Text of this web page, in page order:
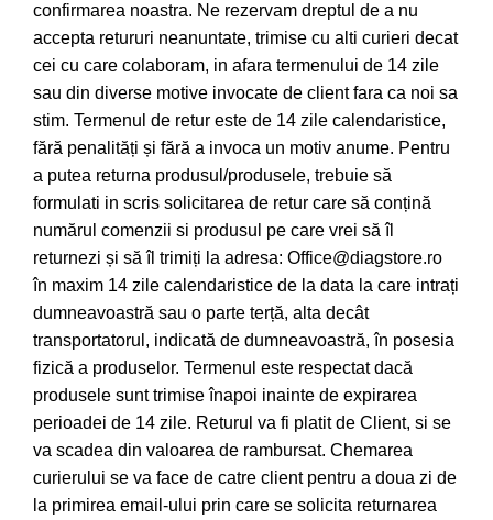
confirmarea noastra. Ne rezervam dreptul de a nu
accepta retururi neanuntate, trimise cu alti curieri decat
cei cu care colaboram, in afara termenului de 14 zile
sau din diverse motive invocate de client fara ca noi sa
stim. Termenul de retur este de 14 zile calendaristice,
fără penalități și fără a invoca un motiv anume. Pentru
a putea returna produsul/produsele, trebuie să
formulati in scris solicitarea de retur care să conțină
numărul comenzii si produsul pe care vrei să îl
returnezi și să îl trimiți la adresa: Office@diagstore.ro
în maxim 14 zile calendaristice de la data la care intrați
dumneavoastră sau o parte terță, alta decât
transportatorul, indicată de dumneavoastră, în posesia
fizică a produselor. Termenul este respectat dacă
produsele sunt trimise înapoi inainte de expirarea
perioadei de 14 zile. Returul va fi platit de Client, si se
va scadea din valoarea de rambursat. Chemarea
curierului se va face de catre client pentru a doua zi de
la primirea email-ului prin care se solicita returnarea